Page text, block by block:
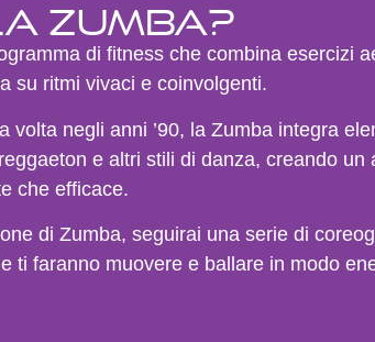
Zumba?
di fitness che combina esercizi
su ritmi vivaci e coinvolgenti.
volta negli anni ’90, la Zumba integra
e altri stili di danza, creando un
che efficace.
di Zumba, seguirai una serie di
ti faranno muovere e ballare in modo